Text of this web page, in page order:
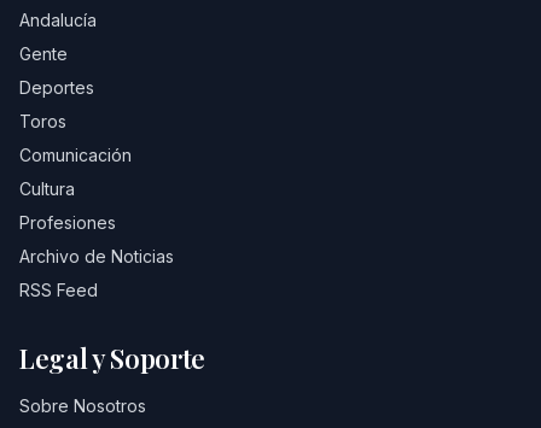
Andalucía
Gente
Deportes
Toros
Comunicación
Cultura
Profesiones
Archivo de Noticias
RSS Feed
Legal y Soporte
Sobre Nosotros